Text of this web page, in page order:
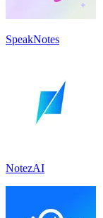
SpeakNotes
NotezAI